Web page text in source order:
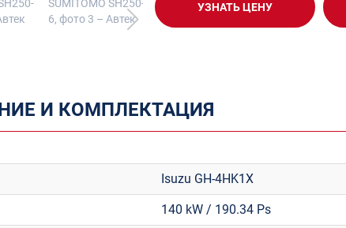
УЗНАТЬ ЦЕНУ
И КОМПЛЕКТАЦИЯ
Isuzu GH-4HK1X
140 kW / 190.34 Ps